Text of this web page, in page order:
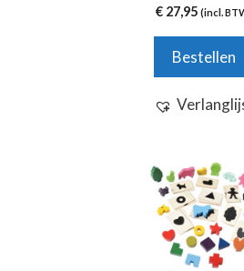
5.00
van 5
€ 27,95 (incl.
Bestellen